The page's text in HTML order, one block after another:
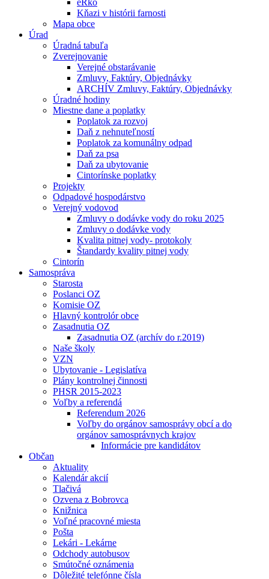
eRko
Kňazi v histórii farnosti
Mapa obce
Úrad
Úradná tabuľa
Zverejnovanie
Verejné obstarávanie
Zmluvy, Faktúry, Objednávky
ARCHÍV Zmluvy, Faktúry, Objednávky
Úradné hodiny
Miestne dane a poplatky
Poplatok za rozvoj
Daň z nehnuteľností
Poplatok za komunálny odpad
Daň za psa
Daň za ubytovanie
Cintorínske poplatky
Projekty
Odpadové hospodárstvo
Verejný vodovod
Zmluvy o dodávke vody do roku 2025
Zmluvy o dodávke vody
Kvalita pitnej vody- protokoly
Štandardy kvality pitnej vody
Cintorín
Samospráva
Starosta
Poslanci OZ
Komisie OZ
Hlavný kontrolór obce
Zasadnutia OZ
Zasadnutia OZ (archív do r.2019)
Naše školy
VZN
Ubytovanie - Legislatíva
Plány kontrolnej činnosti
PHSR 2015-2023
Voľby a referendá
Referendum 2026
Voľby do orgánov samosprávy obcí a do
orgánov samosprávnych krajov
Informácie pre kandidátov
Občan
Aktuality
Kalendár akcií
Tlačivá
Ozvena z Bobrovca
Knižnica
Voľné pracovné miesta
Pošta
Lekári - Lekárne
Odchody autobusov
Smútočné oznámenia
Dôležité telefónne čísla